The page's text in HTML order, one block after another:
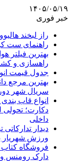
۱۴۰۵/۰۵/۱۹
خبر فوری
راز لبخند
راهنمای ست
بهترین فیلتر
راهسازی و
جدول قیمت
بهترین مرجع
سریال شهر
انواع قاب
دکارت؛
داخلی
دیدار
ورزش شهریار
دارک رومنس و